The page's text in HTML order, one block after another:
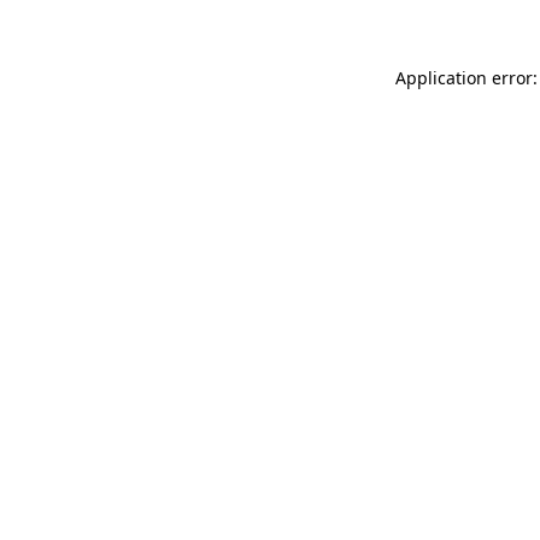
Application